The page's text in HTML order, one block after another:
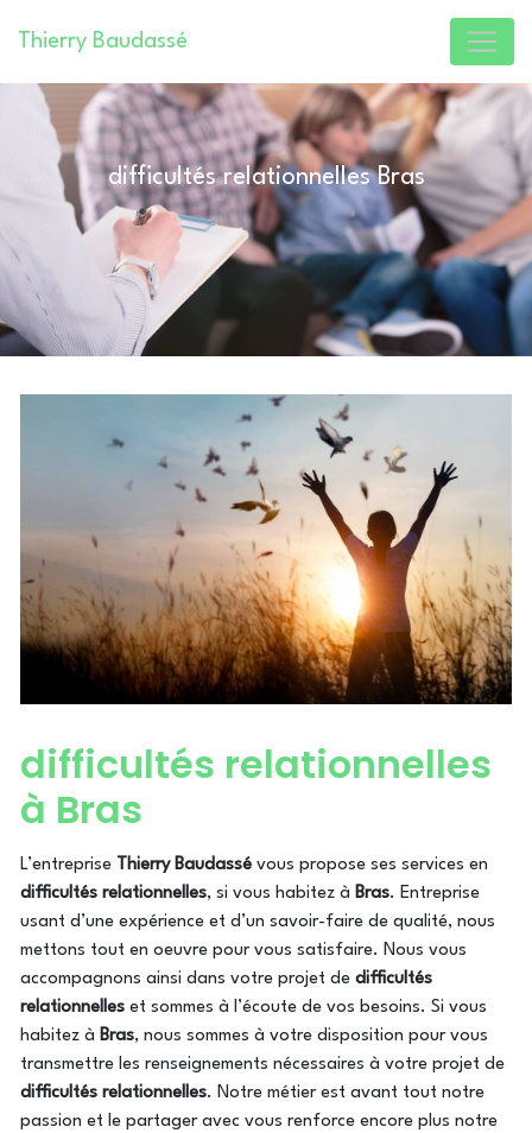
Thierry Baudassé
difficultés relationnelles Bras
difficultés relationnelles
à Bras
L’entreprise Thierry Baudassé vous propose ses services en
difficultés relationnelles, si vous habitez à Bras. Entreprise
usant d’une expérience et d’un savoir-faire de qualité, nous
mettons tout en oeuvre pour vous satisfaire. Nous vous
accompagnons ainsi dans votre projet de difficultés
relationnelles et sommes à l’écoute de vos besoins. Si vous
habitez à Bras, nous sommes à votre disposition pour vous
transmettre les renseignements nécessaires à votre projet de
difficultés relationnelles. Notre métier est avant tout notre
passion et le partager avec vous renforce encore plus notre